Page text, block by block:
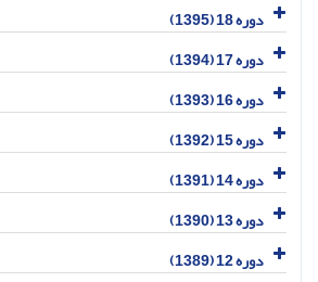
دوره 18 (1395)
دوره 17 (1394)
دوره 16 (1393)
دوره 15 (1392)
دوره 14 (1391)
دوره 13 (1390)
دوره 12 (1389)